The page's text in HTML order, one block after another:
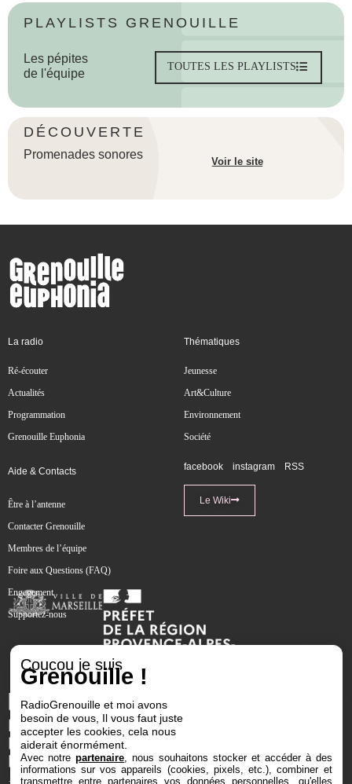
PLAYLISTS GRENOUILLE
Les pépites
de l'équipe
TOUTES LES PLAYLISTS
DÉCOUVERTE
Promenades sonores
Voir le site
La radio
Ré-écouter
Actualités
Programmation
Grenouille Euphonia
Thématiques
Jeunesse
Art&Culture
Environnement
Société
Aide & Contacts
Être à l’antenne
Contacter Grenouille
Membres de l’équipe
Foire aux Questions (FAQ)
Engagement
Supportez-nous
facebook instagram RSS
Le Wiki
Coucou je suis
Grenouille !
RadioGrenouille et moi avons
besoin de vous, Il vous faut juste
accepter les cookies, cela nous
aiderait énormément.
Avec notrepartenaire , nous souhaitons stocker et accéder à des
informations sur vos appareils (cookies, pixels, etc.), combiner et
transmettre entre partenaires vos données personnelles, qu'elles